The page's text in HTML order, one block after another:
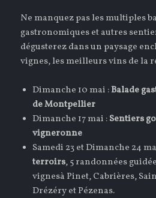
Ne manquez pas les multiples
gastronomiques et autres
dégusterez dans un paysage
vignes, les meilleurs vins de la
Dimanche 10 mai :Balade
de Montpellier
Dimanche 17 mai :Sentiers
vigneronne
Samedi 23 et Dimanche 24
terroirs, 5 randonnées
vignesà Pinet, Cabrières,
Drézéry et Pézenas.